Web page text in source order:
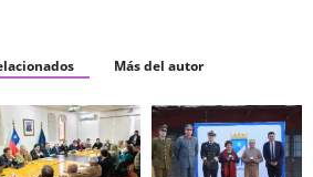
Más del autor